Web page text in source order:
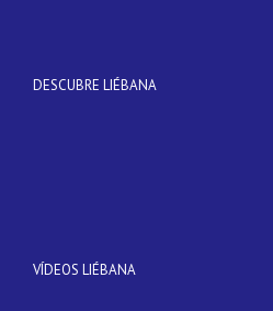
DESCUBRE LIÉBANA
VÍDEOS LIÉBANA